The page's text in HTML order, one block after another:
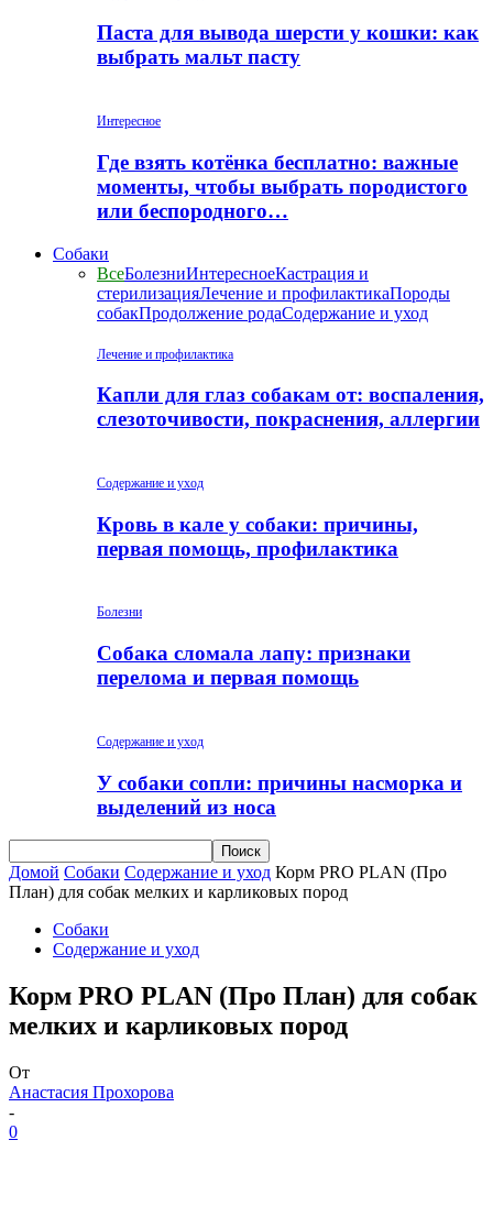
Паста для вывода шерсти у кошки: как
выбрать мальт пасту
Интересное
Где взять котёнка бесплатно: важные
моменты, чтобы выбрать породистого
или беспородного…
Собаки
ВсеБолезниИнтересноеКастрация и
стерилизацияЛечение и профилактикаПороды
собакПродолжение родаСодержание и уход
Лечение и профилактика
Капли для глаз собакам от: воспаления,
слезоточивости, покраснения, аллергии
Содержание и уход
Кровь в кале у собаки: причины,
первая помощь, профилактика
Болезни
Собака сломала лапу: признаки
перелома и первая помощь
Содержание и уход
У собаки сопли: причины насморка и
выделений из носа
Домой Собаки Содержание и уход Корм PRO PLAN (Про
План) для собак мелких и карликовых пород
Собаки
Содержание и уход
Корм PRO PLAN (Про План) для собак
мелких и карликовых пород
От
Анастасия Прохорова
-
0